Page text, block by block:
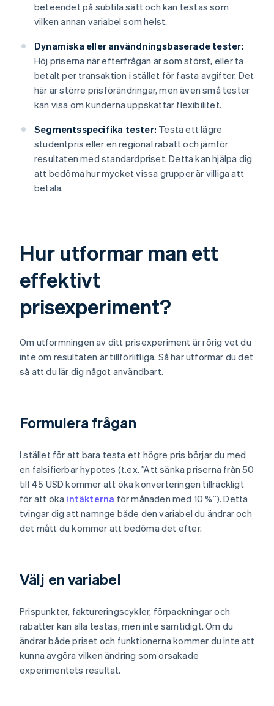
beteendet på subtila sätt och kan testas som
vilken annan variabel som helst.
Dynamiska eller användningsbaserade tester:
Höj priserna när efterfrågan är som störst, eller ta
betalt per transaktion i stället för fasta avgifter. Det
här är större prisförändringar, men även små tester
kan visa om kunderna uppskattar flexibilitet.
Segmentsspecifika tester: Testa ett lägre
studentpris eller en regional rabatt och jämför
resultaten med standardpriset. Detta kan hjälpa dig
att bedöma hur mycket vissa grupper är villiga att
betala.
Hur utformar man ett
effektivt
prisexperiment?
Om utformningen av ditt prisexperiment är rörig vet du
inte om resultaten är tillförlitliga. Så här utformar du det
så att du lär dig något användbart.
Formulera frågan
I stället för att bara testa ett högre pris börjar du med
en falsifierbar hypotes (t.ex. ”Att sänka priserna från 50
till 45 USD kommer att öka konverteringen tillräckligt
för att öka intäkterna för månaden med 10 %”). Detta
tvingar dig att namnge både den variabel du ändrar och
det mått du kommer att bedöma det efter.
Välj en variabel
Prispunkter, faktureringscykler, förpackningar och
rabatter kan alla testas, men inte samtidigt. Om du
ändrar både priset och funktionerna kommer du inte att
kunna avgöra vilken ändring som orsakade
experimentets resultat.